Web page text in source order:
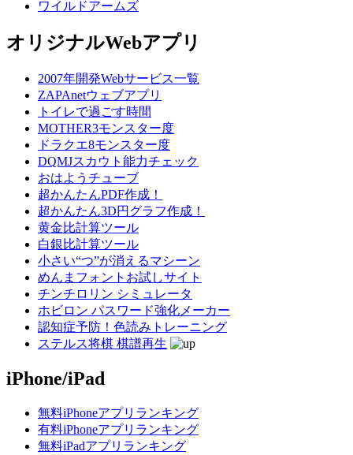
ワイルドアームズ
オリジナルWebアプリ
2007年開発Webサービス一覧
ZAPAnetウェブアプリ
トイレで過ごす時間
MOTHER3モンスター度
ドラクエ8モンスター度
DQMJスカウト能力チェック
おはようチューブ
超かんたんPDF作成！
超かんたん3D円グラフ作成！
黄金比計算ツール
白銀比計算ツール
小さい“つ”が消えるマシーン
めんまフォントお試しサイト
チンチロリン シミュレータ
ホビロン パスワード強化メーカー
認知症予防！色読みトレーニング
ステルス将棋 棋譜再生
iPhone/iPad
無料iPhoneアプリランキング
有料iPhoneアプリランキング
無料iPadアプリランキング